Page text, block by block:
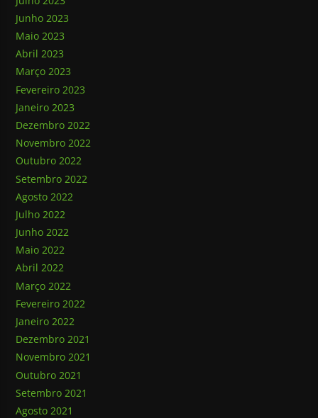
Junho 2023
Maio 2023
Abril 2023
Março 2023
Fevereiro 2023
Janeiro 2023
Dezembro 2022
Novembro 2022
Outubro 2022
Setembro 2022
Agosto 2022
Julho 2022
Junho 2022
Maio 2022
Abril 2022
Março 2022
Fevereiro 2022
Janeiro 2022
Dezembro 2021
Novembro 2021
Outubro 2021
Setembro 2021
Agosto 2021